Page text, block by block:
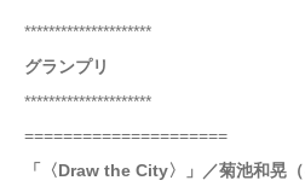
*********************
グランプリ
*********************
=====================
「〈Draw the City〉」／菊池和晃（